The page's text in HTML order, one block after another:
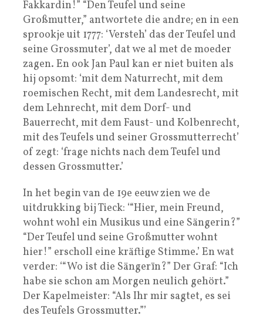
Fakkardin!” “Den Teufel und seine
Großmutter,” antwortete die andre; en in een
sprookje uit 1777: ‘Versteh’ das der Teufel und
seine Grossmuter’, dat we al met de moeder
zagen. En ook Jan Paul kan er niet buiten als
hij opsomt: ‘mit dem Naturrecht, mit dem
roemischen Recht, mit dem Landesrecht, mit
dem Lehnrecht, mit dem Dorf- und
Bauerrecht, mit dem Faust- und Kolbenrecht,
mit des Teufels und seiner Grossmutterrecht’
of zegt: ‘frage nichts nach dem Teufel und
dessen Grossmutter.’
In het begin van de 19e eeuw zien we de
uitdrukking bij Tieck: ‘“Hier, mein Freund,
wohnt wohl ein Musikus und eine Sängerin?”
“Der Teufel und seine Großmutter wohnt
hier!” erscholl eine kräftige Stimme.’ En wat
verder: ‘“Wo ist die Sängerïn?” Der Graf: “Ich
habe sie schon am Morgen neulich gehört.”
Der Kapelmeister: “Als Ihr mir sagtet, es sei
des Teufels Grossmutter.”’